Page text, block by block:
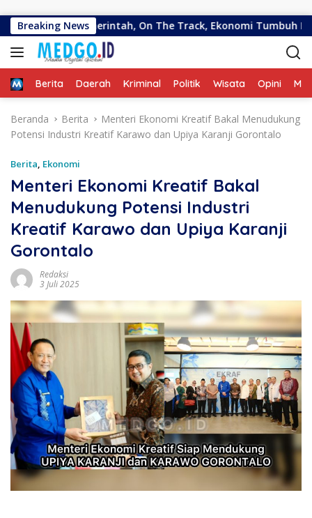
Breaking News
Pemerintah, On The Track, Ekonomi Tumbuh Ditengah
HomeBerita Daerah Kriminal Politik Wisata Opini
Beranda Berita
Menteri Ekonomi Kreatif Bakal Menudukung
Potensi Industri Kreatif Karawo dan Upiya Karanji Gorontalo
Berita, Ekonomi
Menteri Ekonomi Kreatif Bakal
Menudukung Potensi Industri
Kreatif Karawo dan Upiya Karanji
Gorontalo
Redaksi
3 Juli 2025